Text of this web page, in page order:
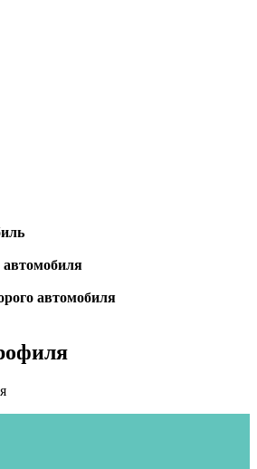
автомобиля
автомобиля